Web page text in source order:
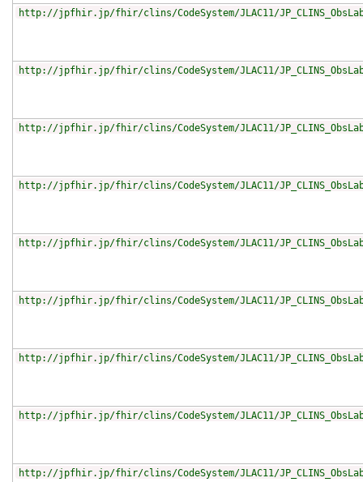
http://jpfhir.jp/fhir/clins/CodeSystem/JLAC11/
http://jpfhir.jp/fhir/clins/CodeSystem/JLAC11/
http://jpfhir.jp/fhir/clins/CodeSystem/JLAC11/
http://jpfhir.jp/fhir/clins/CodeSystem/JLAC11/
http://jpfhir.jp/fhir/clins/CodeSystem/JLAC11/
http://jpfhir.jp/fhir/clins/CodeSystem/JLAC11/
http://jpfhir.jp/fhir/clins/CodeSystem/JLAC11/
http://jpfhir.jp/fhir/clins/CodeSystem/JLAC11/
http://jpfhir.jp/fhir/clins/CodeSystem/JLAC11/